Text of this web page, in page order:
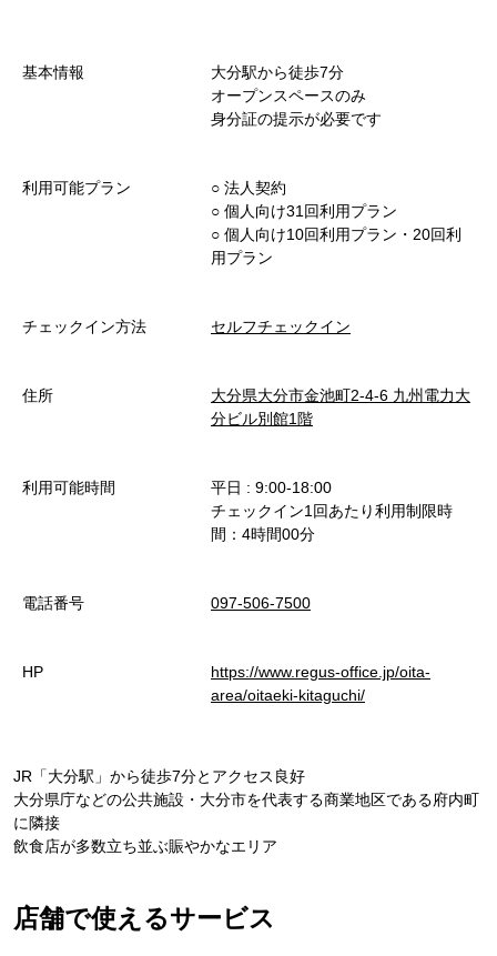
基本情報
大分駅から徒歩7分
オープンスペースのみ
身分証の提示が必要です
利用可能プラン
○︎ 法人契約
○︎ 個人向け31回利用プラン
○︎ 個人向け10回利用プラン・20回利
用プラン
チェックイン方法 セルフチェックイン
住所
大分県大分市金池町2-4-6 九州電力大
分ビル別館1階
利用可能時間
平日 : 9:00-18:00
チェックイン1回あたり利用制限時
間：4時間00分
電話番号 097-506-7500
HP
https://www.regus-office.jp/oita-
area/oitaeki-kitaguchi/
JR「大分駅」から徒歩7分とアクセス良好
大分県庁などの公共施設・大分市を代表する商業地区である府内町
に隣接
飲食店が多数立ち並ぶ賑やかなエリア
店舗で使えるサービス